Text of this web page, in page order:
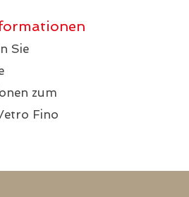
Sie
zum
Fino